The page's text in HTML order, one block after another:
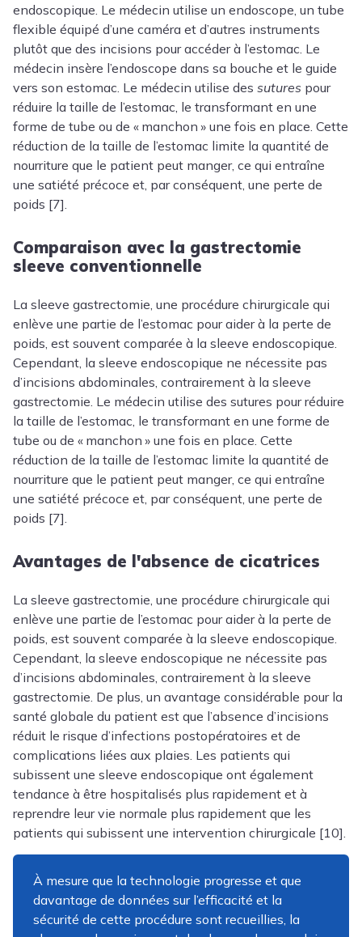
endoscopique. Le médecin utilise un endoscope, un tube
flexible équipé d’une caméra et d’autres instruments
plutôt que des incisions pour accéder à l’estomac. Le
médecin insère l’endoscope dans sa bouche et le guide
vers son estomac. Le médecin utilise des sutures pour
réduire la taille de l’estomac, le transformant en une
forme de tube ou de « manchon » une fois en place. Cette
réduction de la taille de l’estomac limite la quantité de
nourriture que le patient peut manger, ce qui entraîne
une satiété précoce et, par conséquent, une perte de
poids [7].
Comparaison avec la gastrectomie
sleeve conventionnelle
La sleeve gastrectomie, une procédure chirurgicale qui
enlève une partie de l’estomac pour aider à la perte de
poids, est souvent comparée à la sleeve endoscopique.
Cependant, la sleeve endoscopique ne nécessite pas
d’incisions abdominales, contrairement à la sleeve
gastrectomie. Le médecin utilise des sutures pour réduire
la taille de l’estomac, le transformant en une forme de
tube ou de « manchon » une fois en place. Cette
réduction de la taille de l’estomac limite la quantité de
nourriture que le patient peut manger, ce qui entraîne
une satiété précoce et, par conséquent, une perte de
poids [7].
Avantages de l'absence de cicatrices
La sleeve gastrectomie, une procédure chirurgicale qui
enlève une partie de l’estomac pour aider à la perte de
poids, est souvent comparée à la sleeve endoscopique.
Cependant, la sleeve endoscopique ne nécessite pas
d’incisions abdominales, contrairement à la sleeve
gastrectomie. De plus, un avantage considérable pour la
santé globale du patient est que l’absence d’incisions
réduit le risque d’infections postopératoires et de
complications liées aux plaies. Les patients qui
subissent une sleeve endoscopique ont également
tendance à être hospitalisés plus rapidement et à
reprendre leur vie normale plus rapidement que les
patients qui subissent une intervention chirurgicale [10].
À mesure que la technologie progresse et que
davantage de données sur l’efficacité et la
sécurité de cette procédure sont recueillies, la